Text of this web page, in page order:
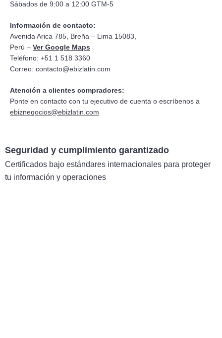
Sábados de 9:00 a 12:00 GTM-5
Información de contacto:
Avenida Arica 785, Breña – Lima 15083,
Perú – Ver Google Maps
Teléfono: +51 1 518 3360
Correo: contacto@ebizlatin.com
Atención a clientes compradores:
Ponte en contacto con tu ejecutivo de cuenta o escríbenos a
ebiznegocios@ebizlatin.com
Seguridad y cumplimiento garantizado
Certificados bajo estándares internacionales para proteger
tu información y operaciones